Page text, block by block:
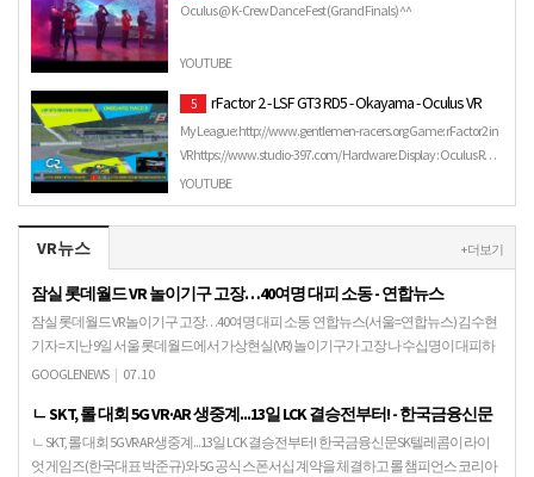
Oculus @ K-Crew Dance Fest (Grand Finals) ^^
YOUTUBE
5 rFactor 2 - LSF GT3 RD5 - Okayama - Oculus VR
My League: http://www.gentlemen-racers.org Game: rFactor2 in
VR https://www.studio-397.com/ Hardware: Display : Oculus R…
YOUTUBE
VR뉴스 + 더보기
잠실 롯데월드 VR 놀이기구 고장…40여명 대피 소동 - 연합뉴스
잠실 롯데월드 VR 놀이기구 고장…40여명 대피 소동 연합뉴스(서울=연합뉴스) 김수현
기자 = 지난 9일 서울 롯데월드에서 가상현실(VR) 놀이기구가 고장 나 수십명이 대피하
는 소동이 벌어졌다. 10일 서울 송파경…
GOOGLENEWS | 07.10
ㄴ SKT, 롤 대회 5G VR·AR 생중계...13일 LCK 결승전부터! - 한국금융신문
ㄴ SKT, 롤 대회 5G VR·AR 생중계...13일 LCK 결승전부터! 한국금융신문SK텔레콤이 라이
엇 게임즈(한국대표 박준규)와 5G 공식 스폰서십 계약을 체결하고 롤 챔피언스 코리아